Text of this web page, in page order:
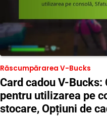
Răscumpărarea V-Bucks
Card cadou V-
pentru utilizarea pe
stocare, Opțiuni de